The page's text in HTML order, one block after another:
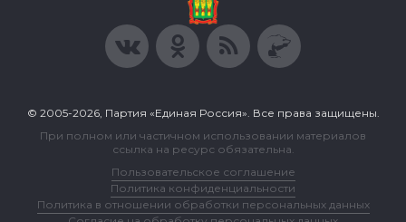
© 2005-2026, Партия «Единая Россия». Все права защищены.
При полном или частичном использовании материалов
ссылка на ресурс обязательна.
Пользовательское соглашение
Политика конфиденциальности
Политика в отношении обработки персональных данных